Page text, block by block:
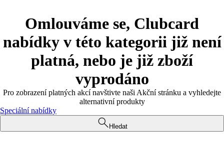
Omlouváme se, Clubcard
nabídky v této kategorii již není
platná, nebo je již zboží
vyprodáno
Pro zobrazení platných akcí navštivte naši Akční stránku a vyhledejte
alternativní produkty
Speciální nabídky
Hledat